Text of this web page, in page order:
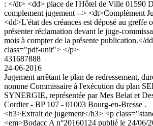
: </dt> <dd> place de l'Hôtel de Ville 01590
complement jugement --> <dt>Complément
<dd>L'état des créances est déposé au greffe
présenter réclamation devant le juge-
mois à compter de la présente publication.</
class="pdf-unit"> </p>
431687888
24-06-2016
Jugement arrêtant le plan de redressement,
nomme Commissaire à l'exécution du plan
SYNERGIE, représentée par Mes Belat et
Cordier - BP 107 - 01003 Bourg-en-Bresse .
<h3>Extrait de jugement</h3> <p
<em>Bodacc A n°20160124 publié le 24/06/